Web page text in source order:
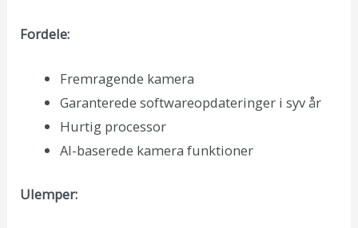
Fordele:
Fremragende kamera
Garanterede softwareopdateringer i syv år
Hurtig processor
AI-baserede kamera funktioner
Ulemper: